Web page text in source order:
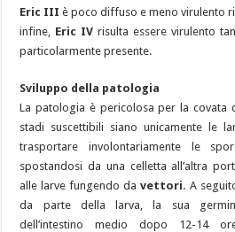
Eric III è poco diffuso e meno virulento
infine, Eric IV risulta essere virulento
particolarmente presente.
Sviluppo della patologia
La patologia è pericolosa per la covata
stadi suscettibili siano unicamente le
trasportare involontariamente le
spostandosi da una celletta all’altra
alle larve fungendo da vettori. A
da parte della larva, la sua
dell’intestino medio dopo 12-14